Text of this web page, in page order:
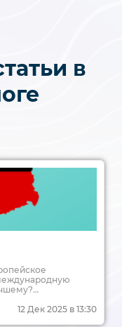
в
после
и думаете о
Или вы еще студент
путь?
продолжить
8 Дек 2025 в 13:29